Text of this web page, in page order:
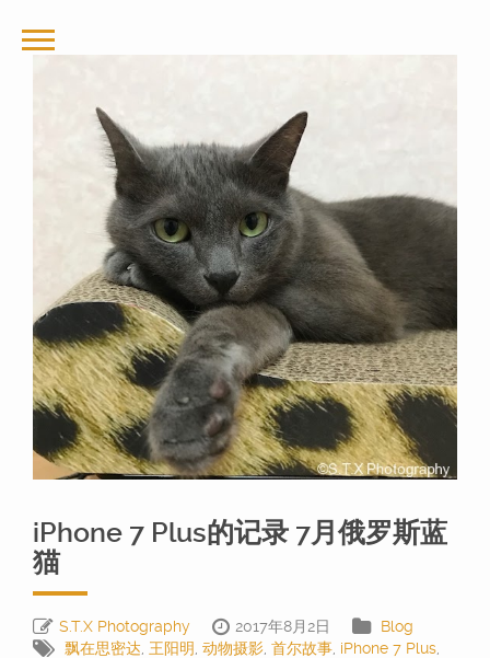
iPhone 7 Plus的记录 7月俄罗斯蓝
猫
S.T.X Photography 2017年8月2日
Blog
飘在思密达 王阳明 动物摄影 首尔故事 iPhone 7 Plus